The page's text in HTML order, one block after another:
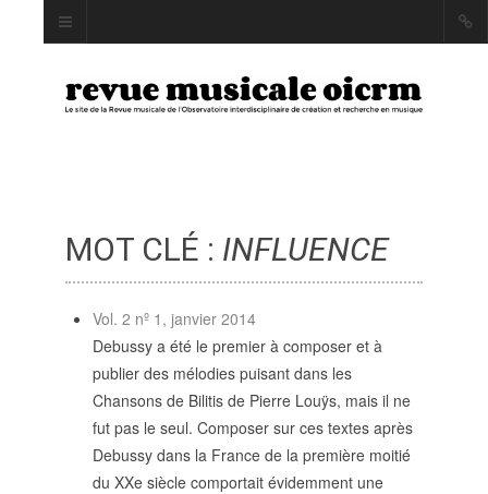
INDEX
AUTEUR·RICE·S
LA REVUE
PRÉSENTATION ET
MOT CLÉ : INFLUENCE
Vol. 2 nº 1, janvier 2014
Debussy a été le premier à composer et à
publier des mélodies puisant dans les
Chansons de Bilitis de Pierre Louÿs, mais il ne
fut pas le seul. Composer sur ces textes après
Debussy dans la France de la première moitié
du XXe siècle comportait évidemment une